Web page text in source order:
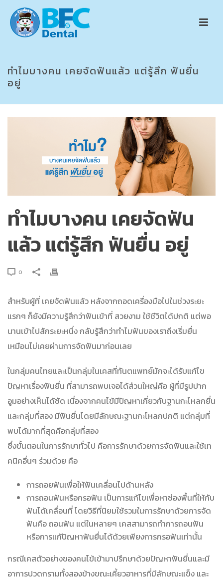
ทำไมบางคน เคยจัดฟันแล้ว แต่รู้สึก ฟันยื่น
อยู่
ทำไมบางคน เคยจัดฟัน
แล้ว แต่รู้สึก ฟันยื่น อยู่
0
สำหรับผู้ที่ เคยจัดฟันแล้ว หลังจากถอดเครื่องมือไปในช่วงระยะ
แรกๆ ก็ยังมีความรู้สึกว่าฟันเข้าที่ สวยงาม ใช้ชีวิตได้ปกติ แต่พอ
นานเข้าไปสักระยะหนึ่ง กลับรู้สึกว่าทำไมฟันของเราถึงเริ่มยื่น
เหมือนไม่เคยผ่านการจัดฟันมาก่อนเลย
ในกลุ่มคนไทยและเป็นกลุ่มในเคสที่ทันตแพทย์มักจะได้รับแก้ไข
ปัญหาเรื่องฟันยื่น ที่สามารถพบเจอได้ส่วนใหญ่คือ ผู้ที่มีรูปปาก
อูมอย่างเห็นได้ชัด เนื่องจากคนไข้มีปัญหาเกี่ยวกับฐานกะโหลกยื่น
และกลุ่มที่สอง มีฟันยื่นโดยมีลักษณะฐานกะโหลกปกติ แต่กลุ่มที่
พบได้มากที่สุดคือกลุ่มที่สอง
ซึ่งขั้นตอนในการรักษาทั่วไป คือการรักษาด้วยการจัดฟันและใช้เท
คนิคอื่นๆ ร่วมด้วย คือ
การถอยฟันเพื่อให้ฟันเคลื่อนไปด้านหลัง
การถอนฟันหรือกรอฟัน เป็นการแก้ไขเพื่อหาช่องพื้นที่ให้กับ
ฟันได้เคลื่อนที่ โดยวิธีที่นิยมใช้รวมในการรักษาด้วยการจัด
ฟันคือ ถอนฟัน แต่ในหลายๆ เคสสามารถทำการถอนฟัน
หรือการแก้ปัญหาฟันยื่นได้ด้วยเพียงการกรอฟันเท่านั้น
กรณีเคสตัวอย่างของคนไข้เข้ามาปรึกษาด้วยปัญหาฟันยื่นและมี
อาการปวดกรามทั้งสองข้างขณะเคี้ยวอาหารที่มีลักษณะแข็ง และ